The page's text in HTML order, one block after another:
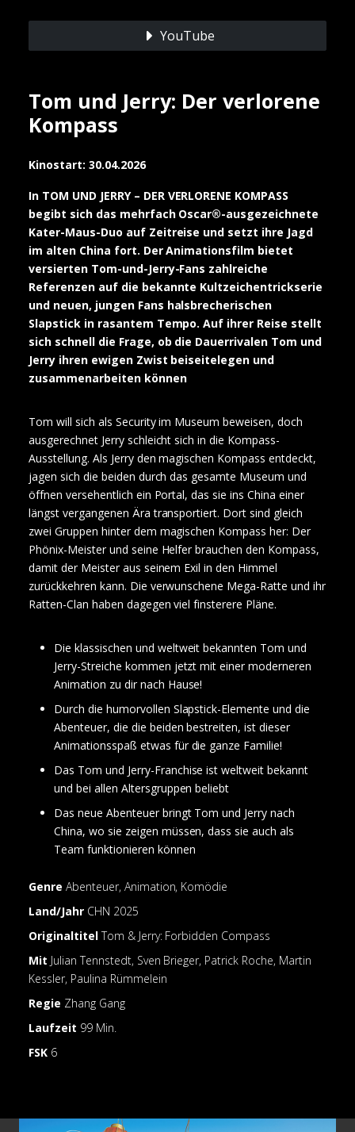
YouTube
Tom und Jerry: Der verlorene
Kompass
Kinostart: 30.04.2026
In TOM UND JERRY – DER VERLORENE KOMPASS
begibt sich das mehrfach Oscar®-ausgezeichnete
Kater-Maus-Duo auf Zeitreise und setzt ihre Jagd
im alten China fort. Der Animationsfilm bietet
versierten Tom-und-Jerry-Fans zahlreiche
Referenzen auf die bekannte Kultzeichentrickserie
und neuen, jungen Fans halsbrecherischen
Slapstick in rasantem Tempo. Auf ihrer Reise stellt
sich schnell die Frage, ob die Dauerrivalen Tom und
Jerry ihren ewigen Zwist beiseitelegen und
zusammenarbeiten können
Tom will sich als Security im Museum beweisen, doch
ausgerechnet Jerry schleicht sich in die Kompass-
Ausstellung. Als Jerry den magischen Kompass entdeckt,
jagen sich die beiden durch das gesamte Museum und
öffnen versehentlich ein Portal, das sie ins China einer
längst vergangenen Ära transportiert. Dort sind gleich
zwei Gruppen hinter dem magischen Kompass her: Der
Phönix-Meister und seine Helfer brauchen den Kompass,
damit der Meister aus seinem Exil in den Himmel
zurückkehren kann. Die verwunschene Mega-Ratte und ihr
Ratten-Clan haben dagegen viel finsterere Pläne.
Die klassischen und weltweit bekannten Tom und
Jerry-Streiche kommen jetzt mit einer moderneren
Animation zu dir nach Hause!
Durch die humorvollen Slapstick-Elemente und die
Abenteuer, die die beiden bestreiten, ist dieser
Animationsspaß etwas für die ganze Familie!
Das Tom und Jerry-Franchise ist weltweit bekannt
und bei allen Altersgruppen beliebt
Das neue Abenteuer bringt Tom und Jerry nach
China, wo sie zeigen müssen, dass sie auch als
Team funktionieren können
Genre Abenteuer, Animation, Komödie
Land/Jahr CHN 2025
Originaltitel Tom & Jerry: Forbidden Compass
Mit Julian Tennstedt, Sven Brieger, Patrick Roche, Martin
Kessler, Paulina Rümmelein
Regie Zhang Gang
Laufzeit 99 Min.
FSK 6